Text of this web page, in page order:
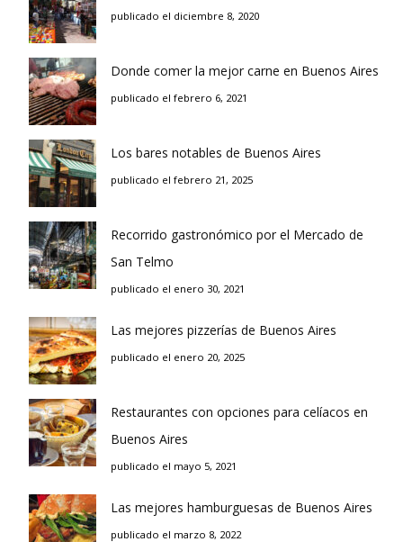
publicado el diciembre 8, 2020
Donde comer la mejor carne en Buenos Aires
publicado el febrero 6, 2021
Los bares notables de Buenos Aires
publicado el febrero 21, 2025
Recorrido gastronómico por el Mercado de
San Telmo
publicado el enero 30, 2021
Las mejores pizzerías de Buenos Aires
publicado el enero 20, 2025
Restaurantes con opciones para celíacos en
Buenos Aires
publicado el mayo 5, 2021
Las mejores hamburguesas de Buenos Aires
publicado el marzo 8, 2022